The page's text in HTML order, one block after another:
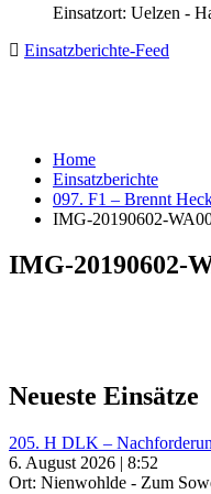
Einsatzort: Uelzen -
Einsatzberichte-Feed
Home
Einsatzberichte
097. F1 – Brennt
IMG-20190602-
IMG-20190602-
Neueste Einsätze
205. H DLK –
6. August 2026 | 8:52
Ort: Nienwohlde - Zum